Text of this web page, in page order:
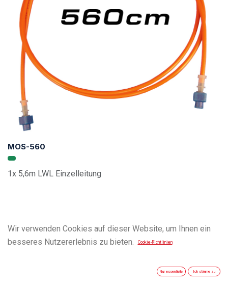
MOS-560
1x 5,6m LWL Einzelleitung
Wir verwenden Cookies auf dieser Website, um Ihnen ein
besseres Nutzererlebnis zu bieten.
Cookie-Richtlinien
Nur essentielle Ich stimme zu